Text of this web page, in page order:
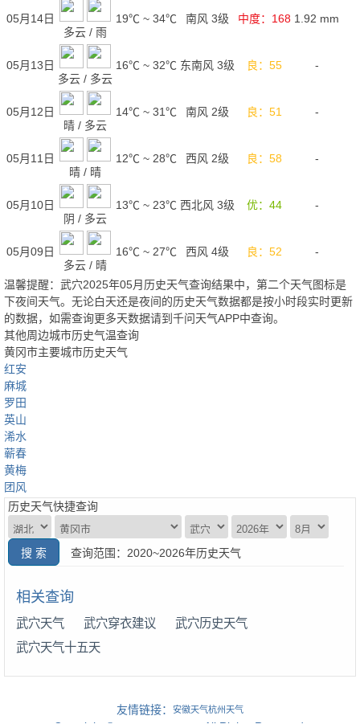
05月14日
多云 / 雨
19℃ ~ 34℃ 南风 3级 中度：168 1.92 mm
05月13日
多云 / 多云
16℃ ~ 32℃ 东南风 3级 良：55 -
05月12日
晴 / 多云
14℃ ~ 31℃ 南风 2级 良：51 -
05月11日
晴 / 晴
12℃ ~ 28℃ 西风 2级 良：58 -
05月10日
阴 / 多云
13℃ ~ 23℃ 西北风 3级 优：44 -
05月09日
多云 / 晴
16℃ ~ 27℃ 西风 4级 良：52 -
温馨提醒：武穴2025年05月历史天气查询结果中，第二个天气图标是
下夜间天气。无论白天还是夜间的历史天气数据都是按小时段实时更新
的数据，如需查询更多天数据请到千问天气APP中查询。
其他周边城市历史气温查询
黄冈市主要城市历史天气
红安
麻城
罗田
英山
浠水
蕲春
黄梅
团风
历史天气快捷查询
查询范围：2020~2026年历史天气
相关查询
武穴天气 武穴穿衣建议
武穴历史天气
武穴天气十五天
友情链接： 安徽天气杭州天气